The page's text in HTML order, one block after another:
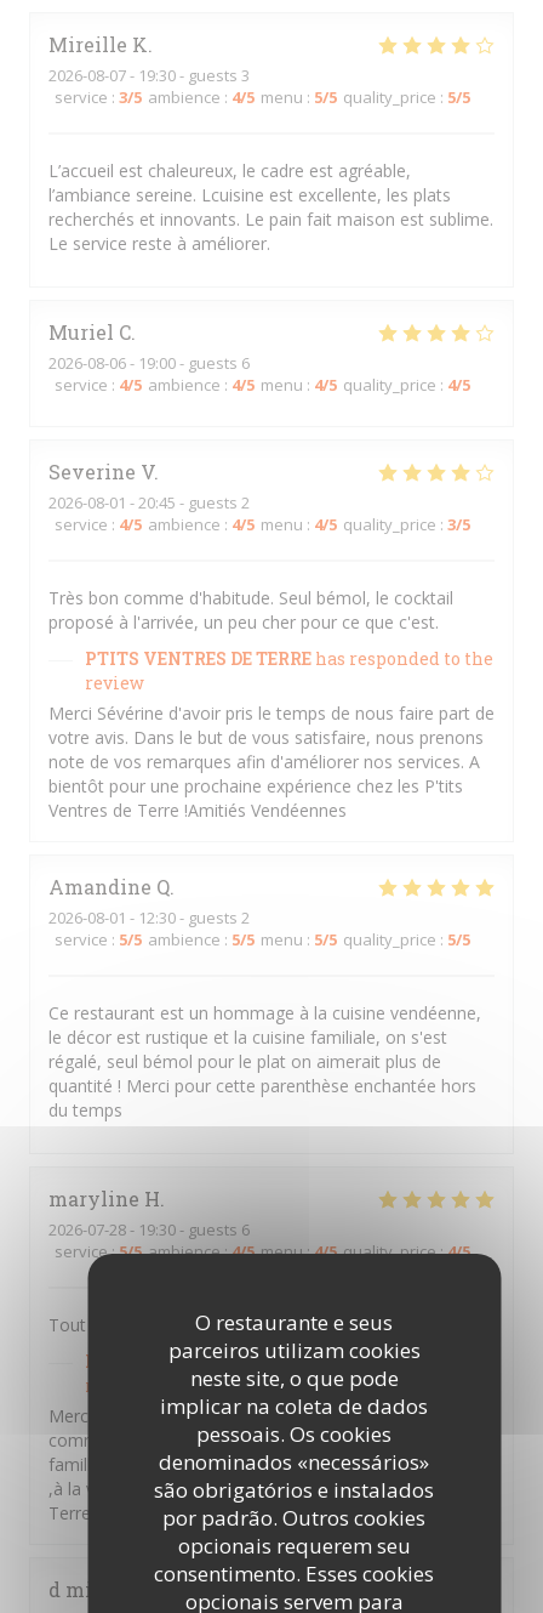
O restaurante e seus
parceiros utilizam cookies
neste site, o que pode
implicar na coleta de dados
pessoais. Os cookies
denominados «necessários»
são obrigatórios e instalados
por padrão. Outros cookies
opcionais requerem seu
consentimento. Esses cookies
opcionais servem para
Mireille K
2026-08-07- 19:30 - guests 3
service : 3/5 ambience : 4/5 menu : 5/5 quality_price : 5/5
L’accueil est chaleureux, le cadre est agréable,
l’ambiance sereine. Lcuisine est excellente, les plats
recherchés et innovants. Le pain fait maison est sublime.
Le service reste à améliorer.
Muriel C
2026-08-06- 19:00 - guests 6
service : 4/5 ambience : 4/5 menu : 4/5 quality_price : 4/5
Severine V
2026-08-01 - 20:45 - guests 2
service : 4/5 ambience : 4/5 menu : 4/5 quality_price : 3/5
Très bon comme d'habitude. Seul bémol, le cocktail
proposé à l'arrivée, un peu cher pour ce que c'est.
PTITS VENTRES DE TERRE has responded to the
review
Merci Sévérine d'avoir pris le temps de nous faire part de
votre avis. Dans le but de vous satisfaire, nous prenons
note de vos remarques afin d'améliorer nos services. A
bientôt pour une prochaine expérience chez les P'tits
Ventres de Terre !Amitiés Vendéennes
Amandine Q
2026-08-01 - 12:30 - guests 2
service : 5/5 ambience : 5/5 menu : 5/5 quality_price : 5/5
Ce restaurant est un hommage à la cuisine vendéenne,
le décor est rustique et la cuisine familiale, on s'est
régalé, seul bémol pour le plat on aimerait plus de
quantité ! Merci pour cette parenthèse enchantée hors
du temps
maryline H
2026-07-28- 19:30 - guests 6
service:5/5 ambience:4/5 menu:4/5 quality_price:4/5
Tout est extra , je recommande 👍
PTITS VENTRES DE TERREhas responded to the
review
Merci Maryline d'avoir pris le temps de laisser un
commentaire ,nous souhaitons vous retrouver en
famille entre amis et partager des moments d'émotions
,à la vendéennes . A bientôt au sein des P'tits Ventres De
Terre. Amitiés Vendéennes
d mikael